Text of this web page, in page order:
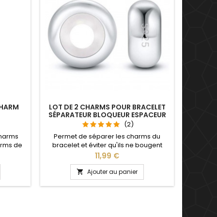
de
de
LOT DE 2 CHARMS POUR BRACELET
SÉPARATEUR BLOQUEUR ESPACEUR
(2)
Permet de séparer les charms du
bracelet et éviter qu'ils ne bougent
Compatible avec les bracelets
Pandora, Gnoce et les bracelets charm
de notre site idéal pour : Noël, Saint
Valentin, anniversaire, anniversaire de
mariage
Prix
11,99 €
 Ajouter au panier